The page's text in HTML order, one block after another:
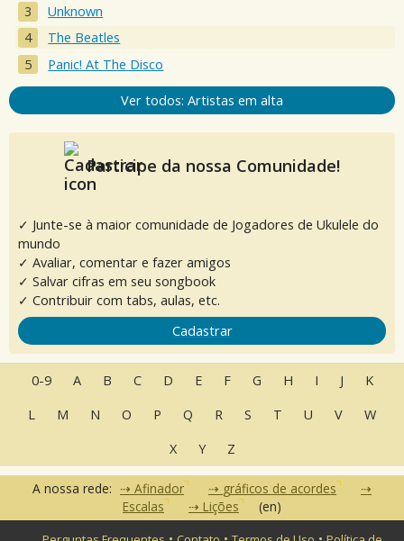
Unknown
The Beatles
Panic! At The Disco
Ver todos: Artistas em alta
Participe da nossa Comunidade!
✓ Junte-se à maior comunidade de Jogadores de Ukulele do
mundo
✓ Avaliar, comentar e fazer amigos
✓ Salvar cifras em seu songbook
✓ Contribuir com tabs, aulas, etc.
Cadastrar
0-9 A B C D E F G H I J
K
L
M N O P Q R S T U V
W
X
Y Z
A nossa rede: Afinador
gráficos de acordes
Escalas
Lições (en)